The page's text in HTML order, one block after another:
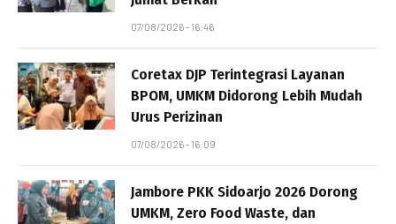
07/08/2026 - 16:46
Coretax DJP Terintegrasi Layanan
BPOM, UMKM Didorong Lebih Mudah
Urus Perizinan
07/08/2026 - 16:09
Jambore PKK Sidoarjo 2026 Dorong
UMKM, Zero Food Waste, dan